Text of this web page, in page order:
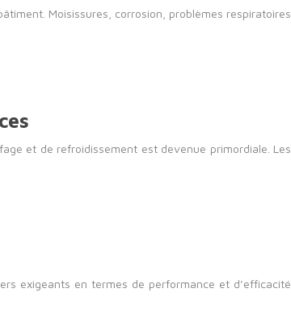
Moisissures, corrosion, problèmes respiratoires
et de refroidissement est devenue primordiale. Les
exigeants en termes de performance et d’efficacité